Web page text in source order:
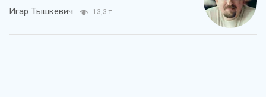
Игар Тышкевич 13,3 т.